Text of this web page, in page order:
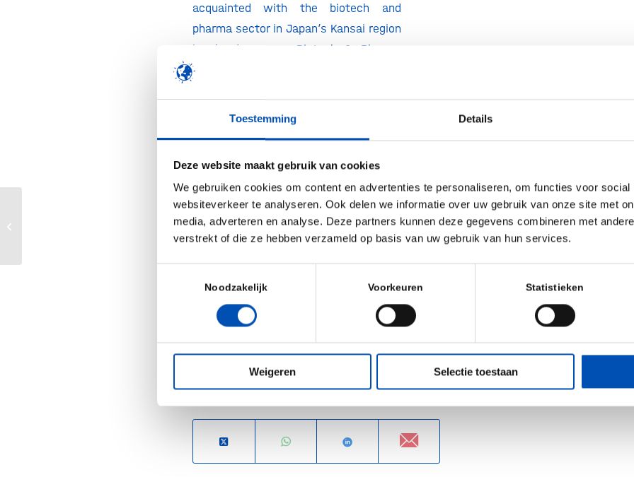
Toestemming Details
Deze website maakt gebruik van cookies
We gebruiken cookies om content en advertenties te personaliseren, om functies voor
websiteverkeer te analyseren. Ook delen we informatie over uw gebruik van onze site met
media, adverteren en analyse. Deze partners kunnen deze gegevens combineren met
verstrekt of die ze hebben verzameld op basis van uw gebruik van hun services.
Noodzakelijk Voorkeuren Statistieken
Weigeren Selectie toestaan
acquainted with the biotech and
pharma sector in Japan’s Kansai region
is the ‘European Biotech & Pharma
Partnering Conference’, in Osaka on 9
visit can easily be combined with
Japan’s biggest trade fair, BioJapan,
(10-12 October in Tokyo).
More information:https://bio-pharma-
osaka-2018.b2match.io/